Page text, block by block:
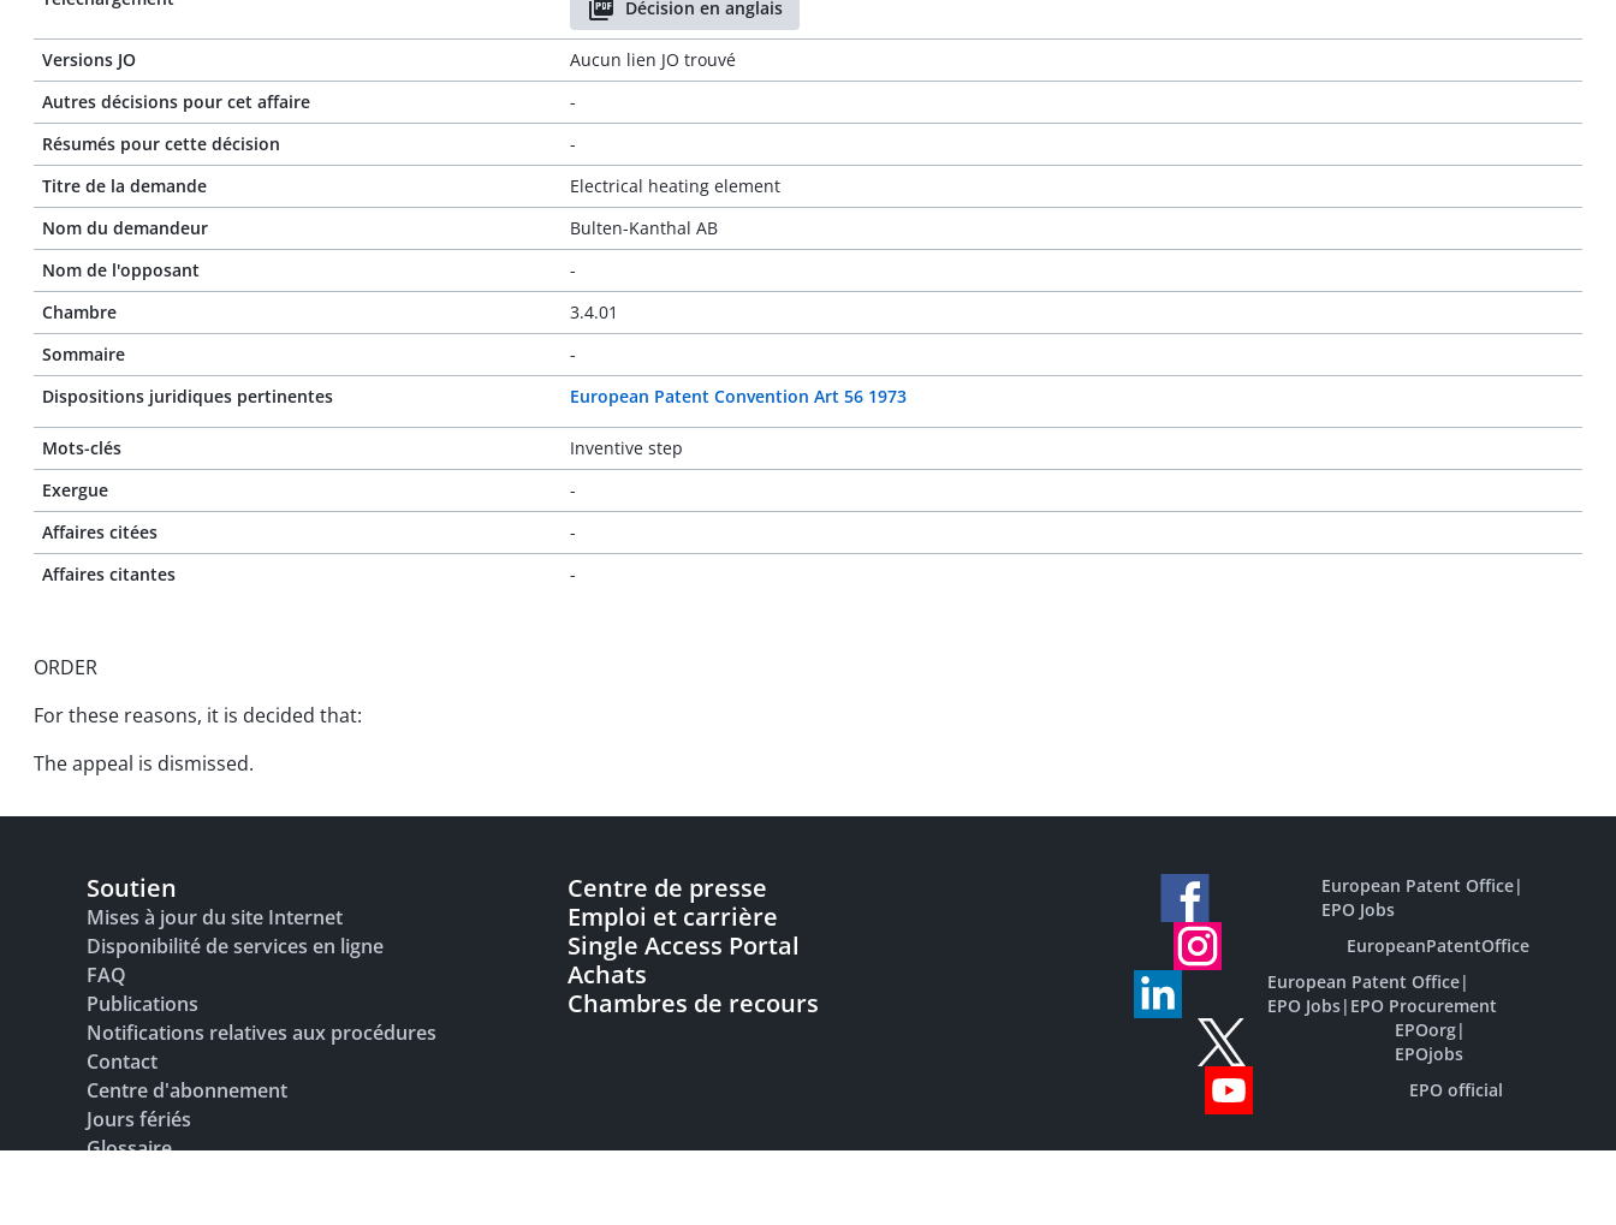
Décision en anglais
Versions JO
Aucun lien JO trouvé
Autres décisions pour cet affaire
-
Résumés pour cette décision
-
Titre de la demande
Electrical heating element
Nom du demandeur
Bulten-Kanthal AB
Nom de l'opposant
-
Chambre
3.4.01
Sommaire
-
Dispositions juridiques pertinentes
European Patent Convention Art 56 1973
Mots-clés
Inventive step
Exergue
-
Affaires citées
-
Affaires citantes
-
ORDER
For these reasons, it is decided that:
The appeal is dismissed.
Soutien
Mises à jour du site Internet
Disponibilité de services en ligne
FAQ
Publications
Notifications relatives aux procédures
Contact
Centre d'abonnement
Jours fériés
Glossaire
Centre de presse
Emploi et carrière
Single Access Portal
Achats
Chambres de recours
European Patent Office|
EPO Jobs
EuropeanPatentOffice
European Patent Office|
EPO Jobs| EPO Procurement
EPOorg|
EPOjobs
EPO official